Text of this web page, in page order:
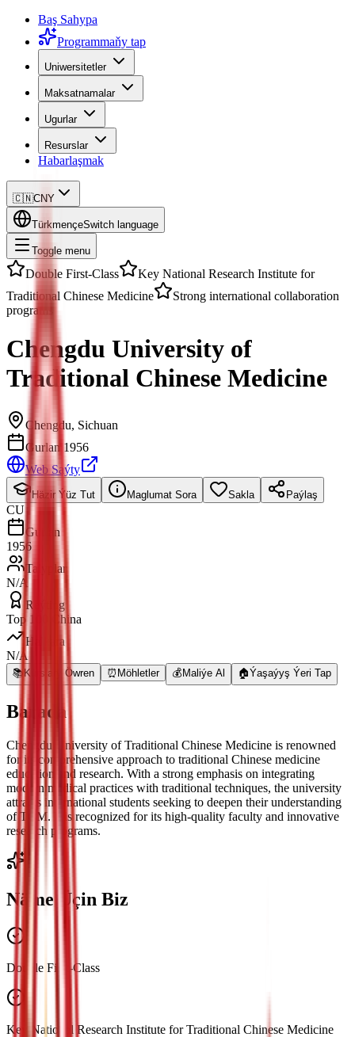
Baş Sahypa
Programmaňy tap
Uniwersitetler
Maksatnamalar
Ugurlar
Resurslar
Habarlaşmak
🇨🇳CNY
TürkmençeSwitch language
Toggle menu
Double First-Class
Key National Research Institute for
Traditional Chinese Medicine
Strong international collaboration
programs
Chengdu University of
Traditional Chinese Medicine
Chengdu, Sichuan
Gurlan 1956
Web Saýty
Häzir Ýüz Tut Maglumat Sora Sakla Paýlaş
CU
Gurlan
1956
Talyplar
N/A
Reýting
Top 100 China
Halkara
N/A
📚 Kurslary Öwren ⏰ Möhletler 💰 Maliýe Al 🏠Ýaşaýyş Ýeri Tap
Barada
Chengdu University of Traditional Chinese Medicine is renowned
for its comprehensive approach to traditional Chinese medicine
education and research. With a strong emphasis on integrating
modern medical practices with traditional techniques, the university
attracts international students seeking to deepen their understanding
of TCM. It is recognized for its high-quality faculty and innovative
research programs.
Näme Üçin Biz
Double First-Class
Key National Research Institute for Traditional Chinese Medicine